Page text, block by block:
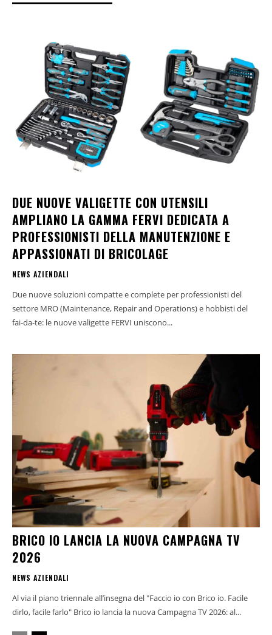
DUE NUOVE VALIGETTE CON UTENSILI
AMPLIANO LA GAMMA FERVI DEDICATA A
PROFESSIONISTI DELLA MANUTENZIONE E
APPASSIONATI DI BRICOLAGE
NEWS AZIENDALI
Due nuove soluzioni compatte e complete per professionisti del
settore MRO (Maintenance, Repair and Operations) e hobbisti del
fai-da-te: le nuove valigette FERVI uniscono...
BRICO IO LANCIA LA NUOVA CAMPAGNA TV
2026
NEWS AZIENDALI
Al via il piano triennale all’insegna del "Faccio io con Brico io. Facile
dirlo, facile farlo" Brico io lancia la nuova Campagna TV 2026: al...